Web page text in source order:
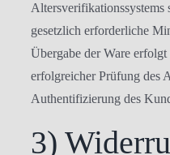
Altersverifikationssystems
gesetzlich erforderliche
Übergabe der Ware
erfolgreicher Prüfung des
Authentifizierung des
3)